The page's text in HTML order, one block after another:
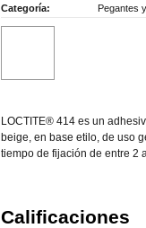
Categoría:
Pegantes
LOCTITE® 414 es un
beige, en base etilo, de uso
tiempo de fijación de entre 2
Calificaciones